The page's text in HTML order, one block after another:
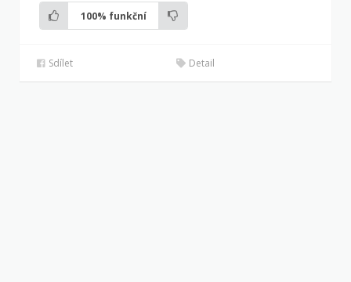
100% funkční
Sdílet Detail